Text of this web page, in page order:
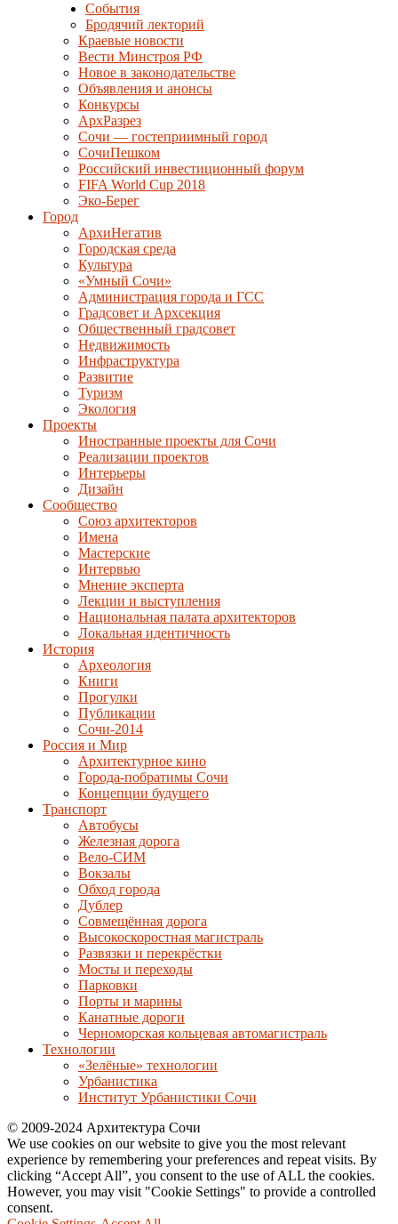
События
Бродячий лекторий
Краевые новости
Вести Минстроя РФ
Новое в законодательстве
Объявления и анонсы
Конкурсы
АрхРазрез
Сочи — гостеприимный город
СочиПешком
Российский инвестиционный форум
FIFA World Cup 2018
Эко-Берег
Город
АрхиНегатив
Городская среда
Культура
«Умный Сочи»
Администрация города и ГСС
Градсовет и Архсекция
Общественный градсовет
Недвижимость
Инфраструктура
Развитие
Туризм
Экология
Проекты
Иностранные проекты для Сочи
Реализации проектов
Интерьеры
Дизайн
Сообщество
Союз архитекторов
Имена
Мастерские
Интервью
Мнение эксперта
Лекции и выступления
Национальная палата архитекторов
Локальная идентичность
История
Археология
Книги
Прогулки
Публикации
Сочи-2014
Россия и Мир
Архитектурное кино
Города-побратимы Сочи
Концепции будущего
Транспорт
Автобусы
Железная дорога
Вело-СИМ
Вокзалы
Обход города
Дублер
Совмещённая дорога
Высокоскоростная магистраль
Развязки и перекрёстки
Мосты и переходы
Парковки
Порты и марины
Канатные дороги
Черноморская кольцевая автомагистраль
Технологии
«Зелёные» технологии
Урбанистика
Институт Урбанистики Сочи
© 2009-2024 Архитектура Сочи
We use cookies on our website to give you the most relevant
experience by remembering your preferences and repeat visits. By
clicking “Accept All”, you consent to the use of ALL the cookies.
However, you may visit "Cookie Settings" to provide a controlled
consent.